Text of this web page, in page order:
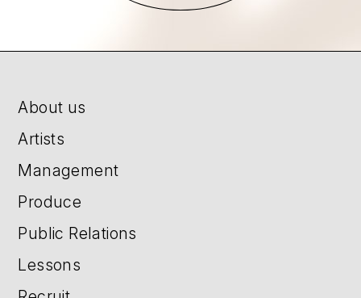
About us
Artists
Management
Produce
Public Relations
Lessons